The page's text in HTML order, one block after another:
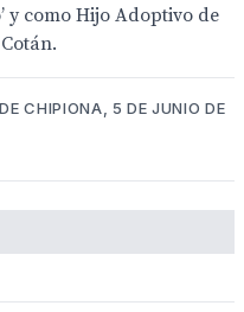
y como Hijo Adoptivo de
CHIPIONA, 5 DE JUNIO DE